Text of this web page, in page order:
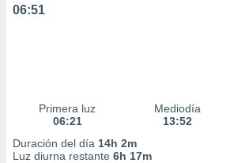
06:51
Primera luz
06:21
Mediodía
13:52
Duración del día 14h 2m
Luz diurna restante 6h 17m